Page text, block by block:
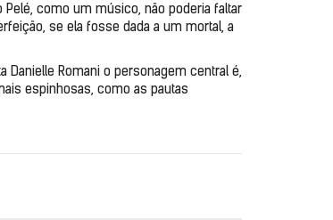
como um músico, não poderia faltar
se ela fosse dada a um mortal, a
Danielle Romani o personagem central é,
espinhosas, como as pautas